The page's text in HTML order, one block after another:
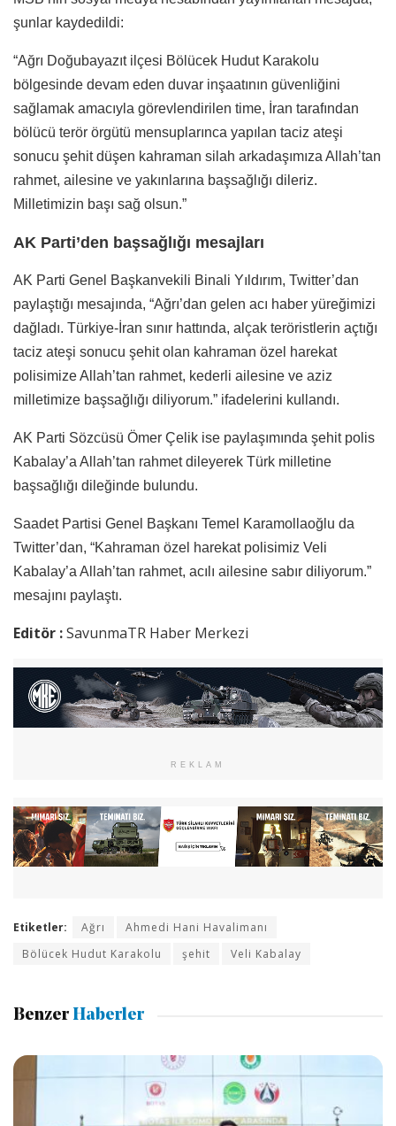
şunlar kaydedildi:
“Ağrı Doğubayazıt ilçesi Bölücek Hudut Karakolu
bölgesinde devam eden duvar inşaatının güvenliğini
sağlamak amacıyla görevlendirilen time, İran tarafından
bölücü terör örgütü mensuplarınca yapılan taciz ateşi
sonucu şehit düşen kahraman silah arkadaşımıza Allah’tan
rahmet, ailesine ve yakınlarına başsağlığı dileriz.
Milletimizin başı sağ olsun.”
AK Parti’den başsağlığı mesajları
AK Parti Genel Başkanvekili Binali Yıldırım, Twitter’dan
paylaştığı mesajında, “Ağrı’dan gelen acı haber yüreğimizi
dağladı. Türkiye-İran sınır hattında, alçak teröristlerin açtığı
taciz ateşi sonucu şehit olan kahraman özel harekat
polisimize Allah’tan rahmet, kederli ailesine ve aziz
milletimize başsağlığı diliyorum.” ifadelerini kullandı.
AK Parti Sözcüsü Ömer Çelik ise paylaşımında şehit polis
Kabalay’a Allah’tan rahmet dileyerek Türk milletine
başsağlığı dileğinde bulundu.
Saadet Partisi Genel Başkanı Temel Karamollaoğlu da
Twitter’dan, “Kahraman özel harekat polisimiz Veli
Kabalay’a Allah’tan rahmet, acılı ailesine sabır diliyorum.”
mesajını paylaştı.
Editör :SavunmaTR Haber Merkezi
REKLAM
Etiketler: Ağrı
Ahmedi Hani Havalimanı
Bölücek Hudut Karakolu
şehit Veli Kabalay
Benzer Haberler